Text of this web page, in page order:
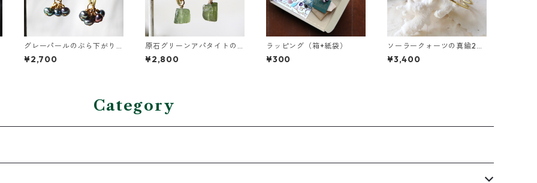
グレーパールのぶら下がり
イヤーカフ
¥2,700
原石グリーンアパタイトの
ぶら下がりイヤーカフ
¥2,800
ラッピング（箱+紙袋）
¥300
ソーラークォーツの真鍮2連
バングル
¥3,400
Category